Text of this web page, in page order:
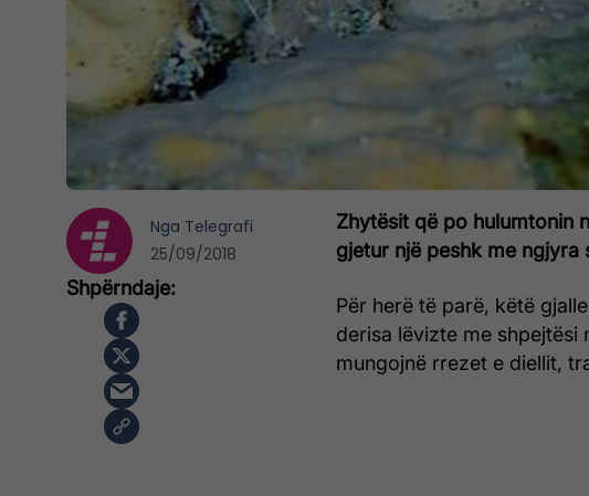
Zhytësit që po hulumtonin
gjetur një peshk me ngjyra
Për herë të parë, këtë
derisa lëvizte me
mungojnë rrezet e diellit,
Nga Telegrafi
25/09/2018